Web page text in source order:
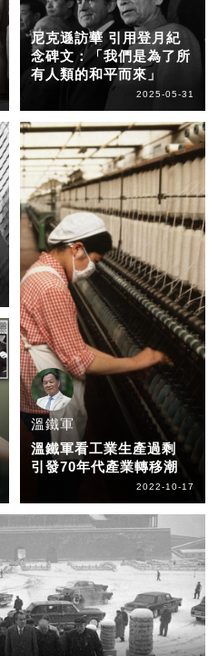
尼克遜訪華 引用登月紀
念碑文：「我們是為了所
有人類的和平而來」
2025-05-31
溫鐵軍
溫鐵軍看工業生產過剩
引發70年代產業轉移潮
2022-10-17